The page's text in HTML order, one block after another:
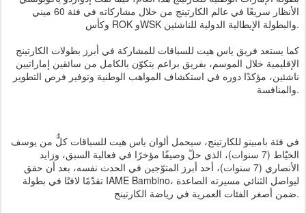
الأنظار سريعًا في عالم الكارتينج من خلال مشاركاته في فئة 60 ميني
وكأس ROK وWSK والبطولة الإيطالية الدولية للناشئين.
كما يستعد فريق ياس هيت للسباقات للمشاركة في أبرز بطولات الكارتينج
الإقليمية خلال الموسم، بفريق براعم يتكوّن بالكامل من سائقين إماراتيين
ناشئين، مؤكدًا دوره في استكشاف المواهب الوطنية وتوفير فرص التطوير
والمنافسة.
في فئة بامبينو للكارتينج، سيحمل ألوان ياس هيت للسباقات كلٌّ من يوسف
الخيّاط (7 سنوات)، الذي حلّ وصيفًا مؤخرًا في فعالية السبق، وزايد
الأنصاري (7 سنوات)، أحد أبرز المتوّجين في الحدث نفسه، بعد أن حقق
تقدّمًا لافتًا في بطولة IAME Bambino، ليواصل الثنائي مسيرته الصاعدة
ضمن أصغر الفئات العمرية في رياضة الكارتينج.